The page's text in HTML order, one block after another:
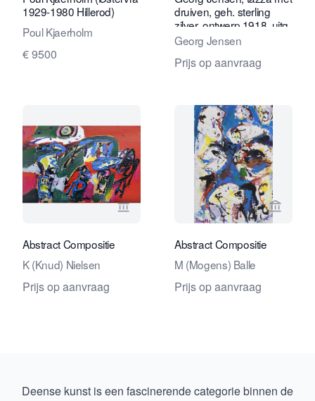
1929-1980 Hillerod)
Poul Kjaerholm
€ 9500
druiven, geh. sterling
zilver, ontwerp 1918, uitg.
1925-1932
Georg Jensen
Prijs op aanvraag
Bekijk verkoperspagina van
Abstract Compositie
K (Knud) Nielsen
Prijs op aanvraag
Bekijk
Abstract Compositie
M (Mogens) Balle
Prijs op aanvraag
Deense kunst is een fascinerende categorie binnen de